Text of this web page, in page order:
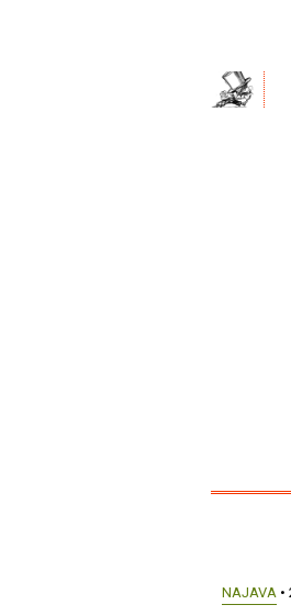
NAJAVA •